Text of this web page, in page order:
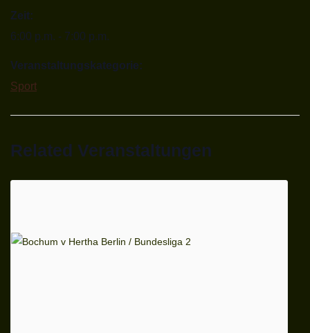
Zeit:
6:00 p.m. - 7:00 p.m.
Veranstaltungskategorie:
Sport
Related Veranstaltungen